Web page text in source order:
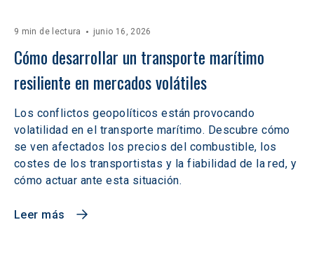
9 min de lectura junio 16, 2026
Cómo desarrollar un transporte marítimo
resiliente en mercados volátiles
Los conflictos geopolíticos están provocando
volatilidad en el transporte marítimo. Descubre cómo
se ven afectados los precios del combustible, los
costes de los transportistas y la fiabilidad de la red, y
cómo actuar ante esta situación.
Leer más